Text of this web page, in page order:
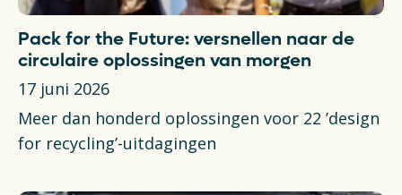
Pack for the Future: versnellen naar de
circulaire oplossingen van morgen
17 juni 2026
Meer dan honderd oplossingen voor 22 ’design
for recycling’-uitdagingen